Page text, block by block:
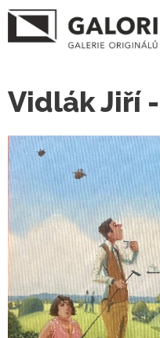
Vidlák Jiří